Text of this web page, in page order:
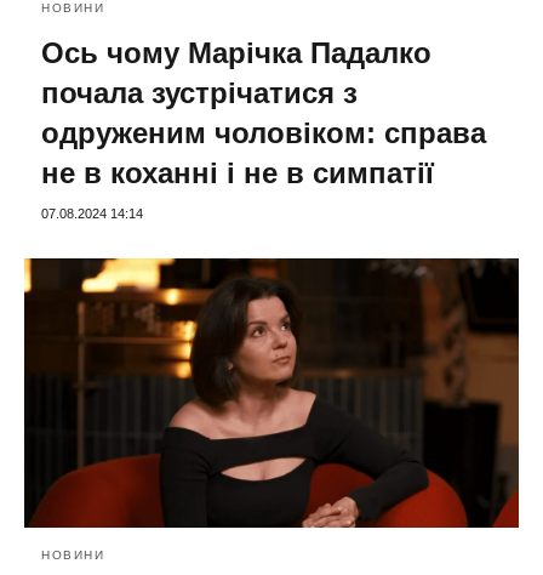
НОВИНИ
Ось чому Марічка Падалко
почала зустрічатися з
одруженим чоловіком: справа
не в коханні і не в симпатії
07.08.2024 14:14
НОВИНИ